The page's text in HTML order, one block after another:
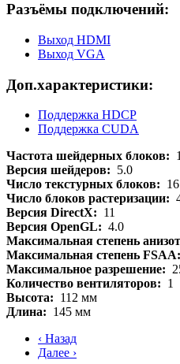
Разъёмы подключений:
Выход HDMI
Выход VGA
Доп.характеристики:
Поддержка HDCP
Поддержка CUDA
Частота шейдерных блоков:
Версия шейдеров: 5.0
Число текстурных блоков: 16
Число блоков растеризации:
Версия DirectX: 11
Версия OpenGL: 4.0
Максимальная степень
Максимальная степень FSAA:
Максимальное разрешение:
Количество вентиляторов: 1
Высота: 112 мм
Длина: 145 мм
‹ Назад
Далее ›